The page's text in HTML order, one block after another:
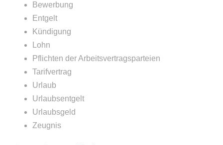
Bewerbung
Entgelt
Kündigung
Lohn
Pflichten der Arbeitsvertragsparteien
Tarifvertrag
Urlaub
Urlaubsentgelt
Urlaubsgeld
Zeugnis